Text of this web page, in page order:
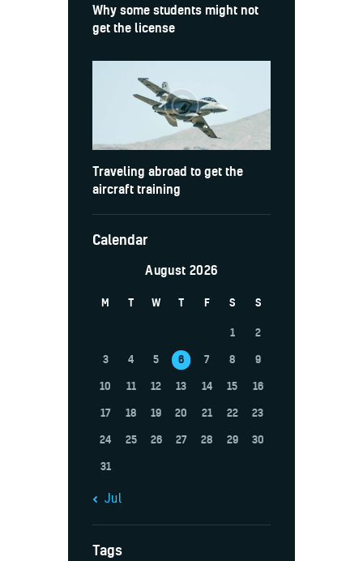
Why some students might not
get the license
Traveling abroad to get the
aircraft training
Calendar
August 2026
M T W T F S S
1
2
3
4 5 6 7 8
9
10
11 12 13 14 15
16
17
18 19 20 21 22
23
24
25 26 27 28 29
30
31
« Jul
Tags